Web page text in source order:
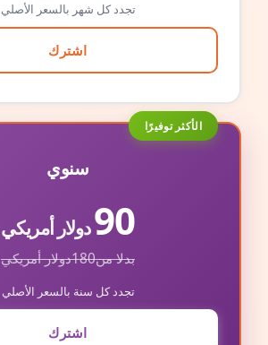
تجدد كل شهر بالسعر الأصلي
اشترك
الأكثر توفيرًا
سنوي
90دولار أمريكي
بدلا من180دولار أمريكي
تجدد كل سنة بالسعر الأصلي
اشترك